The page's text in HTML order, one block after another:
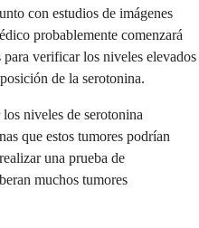
con estudios de imágenes
probablemente comenzará
verificar los niveles elevados
de la serotonina.
niveles de serotonina
que estos tumores podrían
una prueba de
muchos tumores